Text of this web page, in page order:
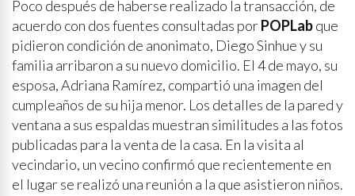
Poco después de haberse realizado la transacción, de
acuerdo con dos fuentes consultadas porPOPLabque
pidieron condición de anonimato, Diego Sinhue y su
familia arribaron a su nuevo domicilio. El 4 de mayo, su
esposa, Adriana Ramírez, compartió una imagen del
cumpleaños de su hija menor. Los detalles de la pared y
ventana a sus espaldas muestran similitudes a las fotos
publicadas para la venta de la casa. En la visita al
vecindario, un vecino confirmó que recientemente en
el lugar se realizó una reunión a la que asistieron niños.